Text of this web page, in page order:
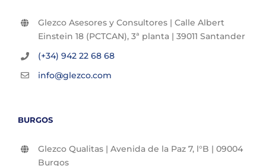
Glezco Asesores y Consultores | Calle Albert
Einstein 18 (PCTCAN), 3ª planta | 39011 Santander
(+34) 942 22 68 68
info@glezco.com
BURGOS
Glezco Qualitas | Avenida de la Paz 7, l°B | 09004
Burgos